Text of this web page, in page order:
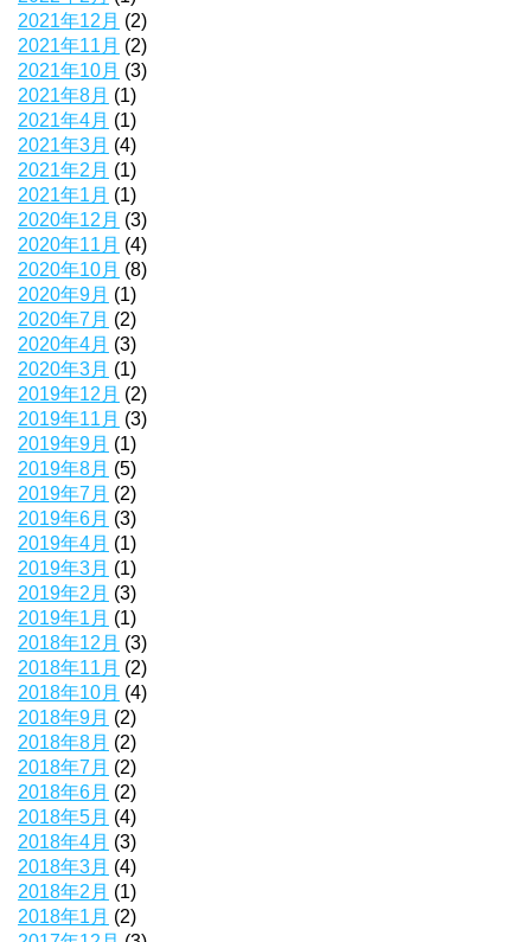
2021年12月 (2)
2021年11月 (2)
2021年10月 (3)
2021年8月 (1)
2021年4月 (1)
2021年3月 (4)
2021年2月 (1)
2021年1月 (1)
2020年12月 (3)
2020年11月 (4)
2020年10月 (8)
2020年9月 (1)
2020年7月 (2)
2020年4月 (3)
2020年3月 (1)
2019年12月 (2)
2019年11月 (3)
2019年9月 (1)
2019年8月 (5)
2019年7月 (2)
2019年6月 (3)
2019年4月 (1)
2019年3月 (1)
2019年2月 (3)
2019年1月 (1)
2018年12月 (3)
2018年11月 (2)
2018年10月 (4)
2018年9月 (2)
2018年8月 (2)
2018年7月 (2)
2018年6月 (2)
2018年5月 (4)
2018年4月 (3)
2018年3月 (4)
2018年2月 (1)
2018年1月 (2)